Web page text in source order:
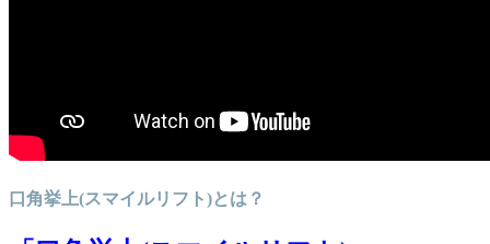
口角挙上(スマイルリフト)とは？